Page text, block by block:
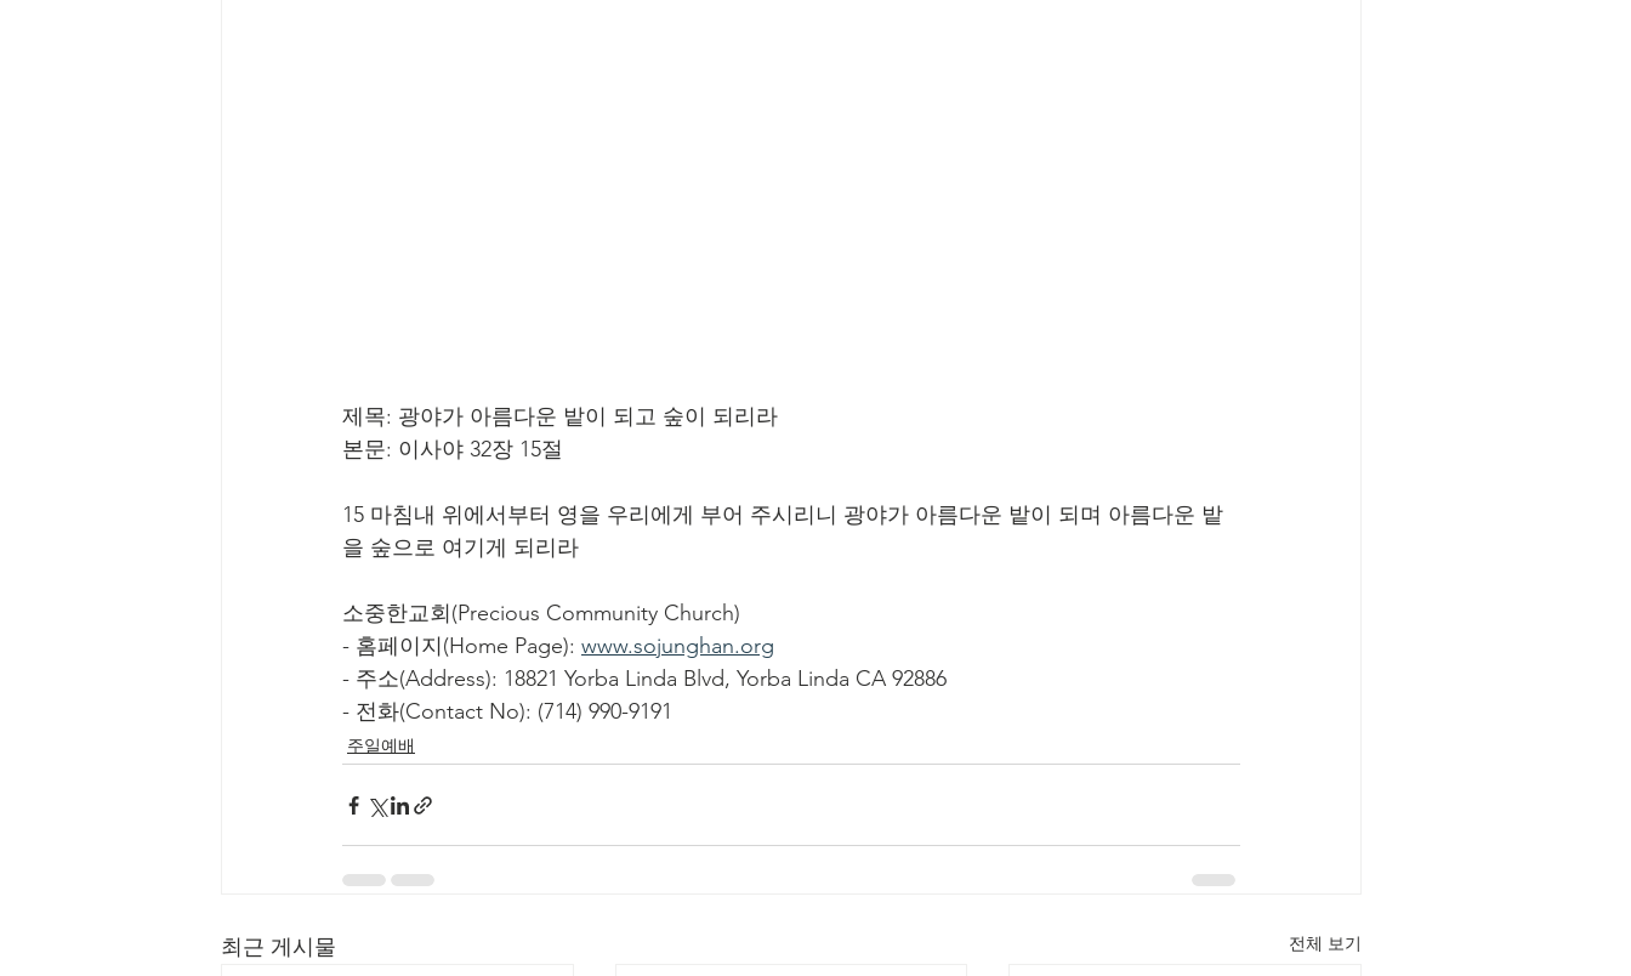
제목: 광야가 아름다운 밭이 되고 숲이 되리라
본문: 이사야 32장 15절
15 마침내 위에서부터 영을 우리에게 부어 주시리니 광야가 아름다운 밭이 되며 아름다운 밭
을 숲으로 여기게 되리라
소중한교회(Precious Community Church)
- 홈페이지(Home Page): www.sojunghan.org
- 주소(Address): 18821 Yorba Linda Blvd, Yorba Linda CA 92886
- 전화(Contact No): (714) 990-9191
주일예배
최근 게시물 전체 보기